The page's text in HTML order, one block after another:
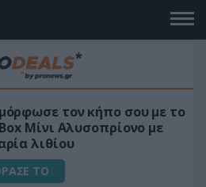
το
«Μαγική»
για αύξηση